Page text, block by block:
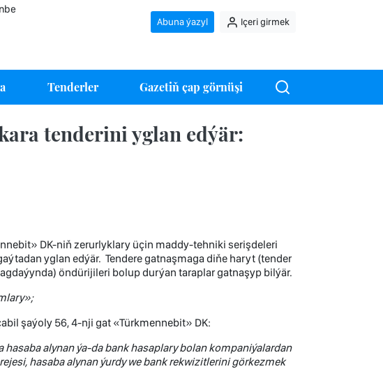
Abuna ýazyl Içeri girmek
Tenderler Gazetiň çap görnüşi
tenderini yglan edýär:
DK-niň zerurlyklary üçin maddy-tehniki serişdeleri
yglan edýär. Tendere gatnaşmaga diňe haryt (tender
öndürijileri bolup durýan taraplar gatnaşyp bilýär.
»;
şaýoly 56, 4-nji gat «Türkmennebit» DK:
hasaba alynan ýa-da bank hasaplary bolan kompaniýalardan
hasaba alynan ýurdy we bank rekwizitlerini görkezmek